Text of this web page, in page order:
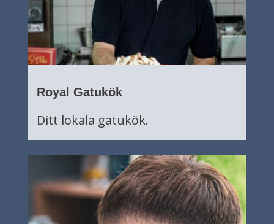
Royal Gatukök
Ditt lokala gatukök.